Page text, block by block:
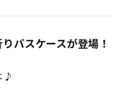
パスケースが登場！
♪